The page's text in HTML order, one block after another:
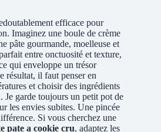
efficace pour
Imaginez une boule de crème
pâte gourmande, moelleuse et
entre onctuosité et texture,
qui enveloppe un trésor
résultat, il faut penser en
et choisir des ingrédients
Je garde toujours un petit pot de
les envies subites. Une pincée
Si vous cherchez une
pate a cookie cru, adaptez les